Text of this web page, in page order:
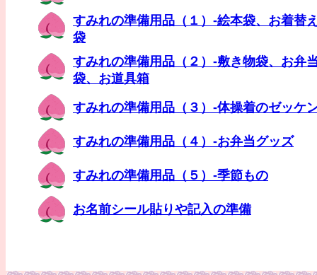
すみれの準備用品（１）-絵本袋、お着替
袋
すみれの準備用品（２）-敷き物袋、お弁
袋、お道具箱
すみれの準備用品（３）-体操着のゼッケ
すみれの準備用品（４）-お弁当グッズ
すみれの準備用品（５）-季節もの
お名前シール貼りや記入の準備